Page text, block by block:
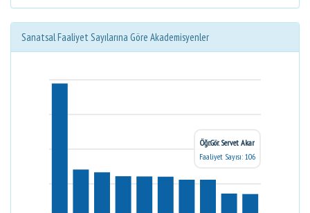
Sanatsal Faaliyet Sayılarına Göre Akademisyenler
Öğr.Gör. Servet Akar
Faaliyet Sayısı: 106